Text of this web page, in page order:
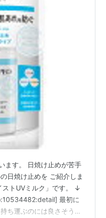
ます。 日焼け止めが苦手
日焼け止めを ご紹介しま
ストUVミルク」です。 ↓
最初に
ち運ぶのには良さそうで